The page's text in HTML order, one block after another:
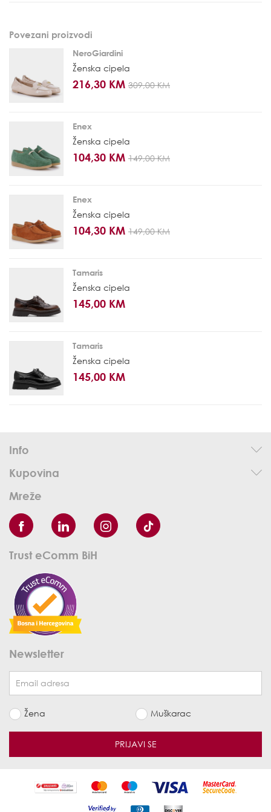
Povezani proizvodi
NeroGiardini
Ženska cipela
216,30 KM 309,00 KM
Enex
Ženska cipela
104,30 KM 149,00 KM
Enex
Ženska cipela
104,30 KM 149,00 KM
Tamaris
Ženska cipela
145,00 KM
Tamaris
Ženska cipela
145,00 KM
Info
Kupovina
Mreže
Trust eComm BiH
Newsletter
Žena Muškarac
PRIJAVI SE